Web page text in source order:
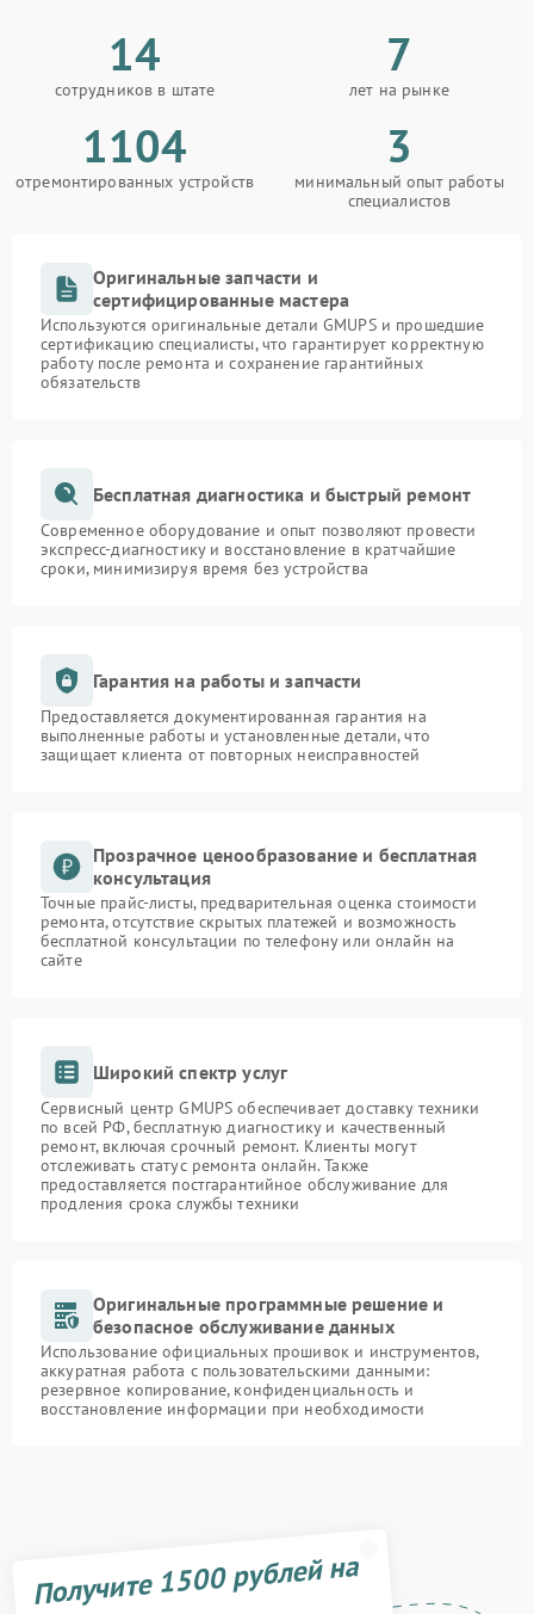
14
сотрудников в штате
7
лет на рынке
1104
отремонтированных устройств
3
минимальный опыт работы
специалистов
Оригинальные запчасти и
сертифицированные мастера
Используются оригинальные детали GMUPS и прошедшие
сертификацию специалисты, что гарантирует корректную
работу после ремонта и сохранение гарантийных
обязательств
Бесплатная диагностика и быстрый ремонт
Современное оборудование и опыт позволяют провести
экспресс-диагностику и восстановление в кратчайшие
сроки, минимизируя время без устройства
Гарантия на работы и запчасти
Предоставляется документированная гарантия на
выполненные работы и установленные детали, что
защищает клиента от повторных неисправностей
Прозрачное ценообразование и бесплатная
консультация
Точные прайс-листы, предварительная оценка стоимости
ремонта, отсутствие скрытых платежей и возможность
бесплатной консультации по телефону или онлайн на
сайте
Широкий спектр услуг
Сервисный центр GMUPS обеспечивает доставку техники
по всей РФ, бесплатную диагностику и качественный
ремонт, включая срочный ремонт. Клиенты могут
отслеживать статус ремонта онлайн. Также
предоставляется постгарантийное обслуживание для
продления срока службы техники
Оригинальные программные решение и
безопасное обслуживание данных
Использование официальных прошивок и инструментов,
аккуратная работа с пользовательскими данными:
резервное копирование, конфиденциальность и
восстановление информации при необходимости
Получите 1500 рублей на